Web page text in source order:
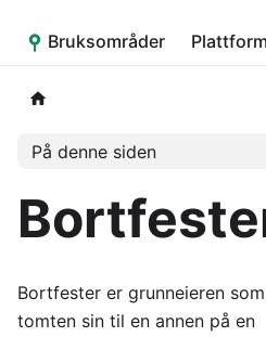
Placepoint
Bruksområder Plattform
På denne siden
Bortfester er grunneieren
tomten sin til en annen på en